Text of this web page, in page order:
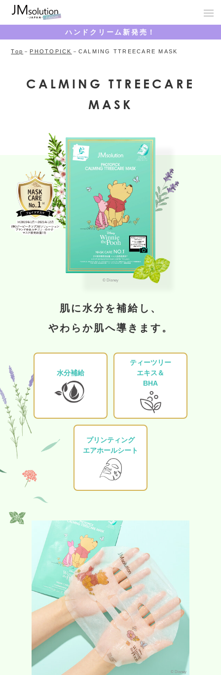
ハンドクリーム新発売！
Top PHOTOPICK CALMING TTREECARE MASK
CALMING TTREECARE
MASK
© Disney
肌に水分を補給し、
やわらか肌へ導きます。
水分補給
ティーツリー
エキス＆
BHA
プリンティング
エアホールシート
© Disney